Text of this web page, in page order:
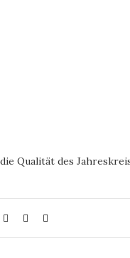
Qualität des